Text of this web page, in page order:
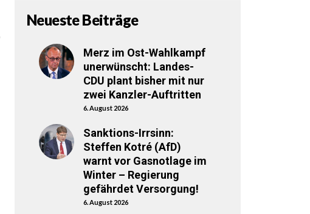
Neueste Beiträge
Merz im Ost-Wahlkampf
unerwünscht: Landes-
CDU plant bisher mit nur
zwei Kanzler-Auftritten
6. August 2026
Sanktions-Irrsinn:
Steffen Kotré (AfD)
warnt vor Gasnotlage im
Winter – Regierung
gefährdet Versorgung!
6. August 2026